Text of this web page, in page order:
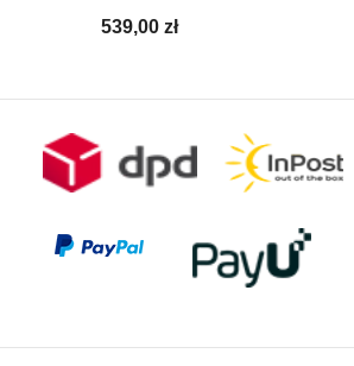
Cena
539,00 zł